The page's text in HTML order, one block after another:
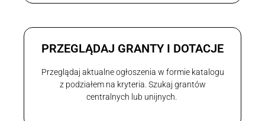
PRZEGLĄDAJ GRANTY I DOTACJE
Przeglądaj aktualne ogłoszenia w formie katalogu
z podziałem na kryteria. Szukaj grantów
centralnych lub unijnych.